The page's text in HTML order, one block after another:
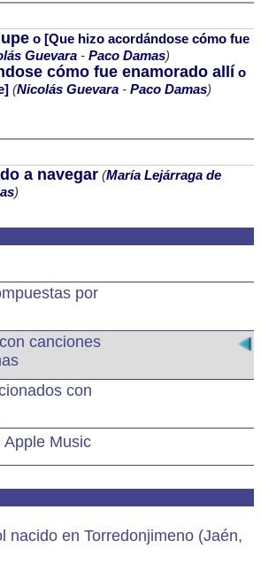
por
canciones
con
Apple Music
nacido en Torredonjimeno (Jaén,
o [Que hizo acordándose cómo fue
Guevara - Paco Damas)
cómo fue enamorado allí o
(Nicolás Guevara - Paco Damas)
a navegar (María Lejárraga de
)